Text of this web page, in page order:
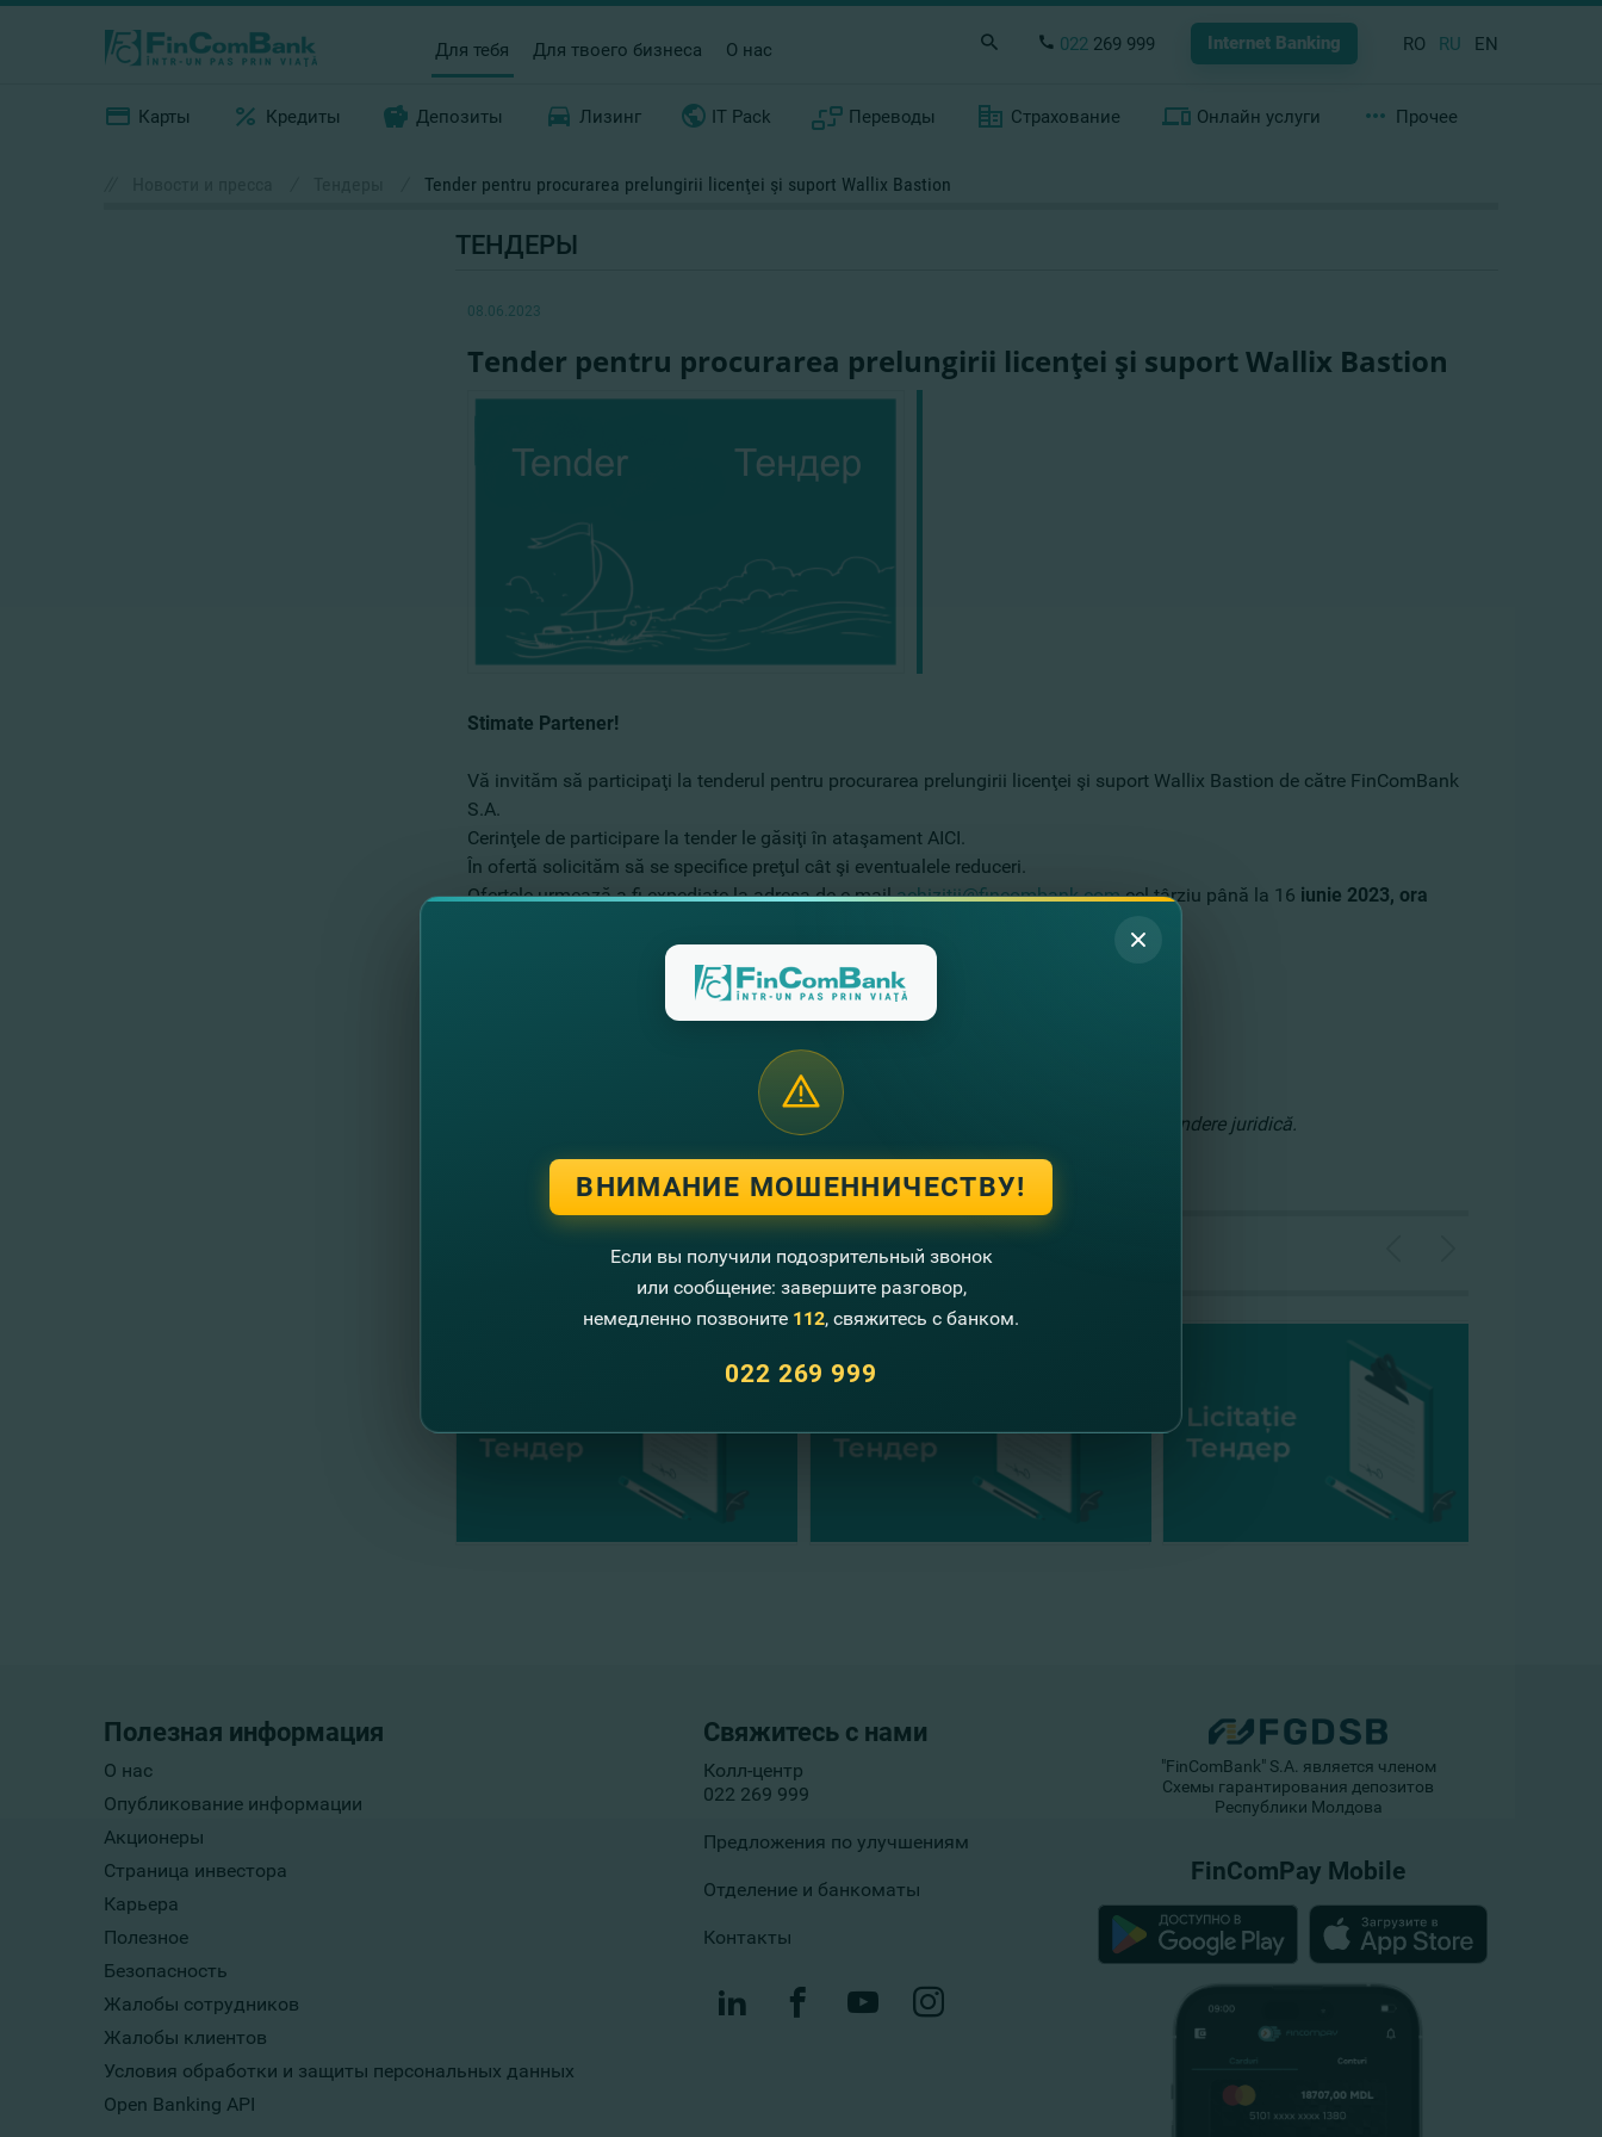
Для тебя Для твоего бизнеса О нас 022 269 999 Internet Banking RO RU EN
Карты Кредиты Депозиты Лизинг IT Pack Переводы Страхование Онлайн услуги Прочее
Tender pentru procurarea prelungirii licenţei şi suport Wallix Bastion
ТЕНДЕРЫ
08.06.2023
Tender pentru procurarea prelungirii licenţei şi suport Wallix Bastion
Stimate Partener!
Vă invităm să participaţi la tenderul pentru procurarea prelungirii licenţei şi suport Wallix Bastion de către FinComBank
S.A.
Cerinţele de participare la tender le găsiţi în ataşament AICI.
În ofertă solicităm să se specifice preţul cât şi eventualele reduceri.
Ofertele urmează a fi expediate la adresa de e-mail achizitii@fincombank.com cel târziu până la 16 iunie 2023, ora
Aşteptăm cu interes răspunsul Dvs.
Prin emiterea acestui anunţ, Fincombank SA, nu-şi asumă vreo obligaţie şi/sau raspundere juridică.
Другие новости
Полезная информация
О нас
Опубликование информации
Акционеры
Страница инвестора
Карьера
Полезное
Безопасность
Жалобы сотрудников
Жалобы клиентов
Условия обработки и защиты персональных данных
Open Banking API
Свяжитесь с нами
Колл-центр
022 269 999
Предложения по улучшениям
Отделение и банкоматы
Контакты
"FinComBank" S.A. является членом
Схемы гарантирования депозитов
Республики Молдова
FinComPay Mobile
ВНИМАНИЕ МОШЕННИЧЕСТВУ!
Если вы получили подозрительный звонок
или сообщение: завершите разговор,
немедленно позвоните 112, свяжитесь с банком.
022 269 999